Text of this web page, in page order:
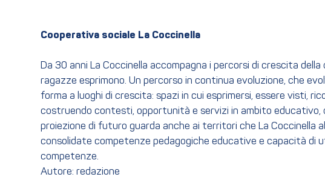
Cooperativa sociale La Coccinella
Da 30 anni La Coccinella accompagna i percorsi di crescita
ragazze esprimono. Un percorso in continua evoluzione, che
forma a luoghi di crescita: spazi in cui esprimersi, essere visti,
costruendo contesti, opportunità e servizi in ambito educativo,
proiezione di futuro guarda anche ai territori che La Coccinella
consolidate competenze pedagogiche educative e capacità di
competenze.
Autore: redazione